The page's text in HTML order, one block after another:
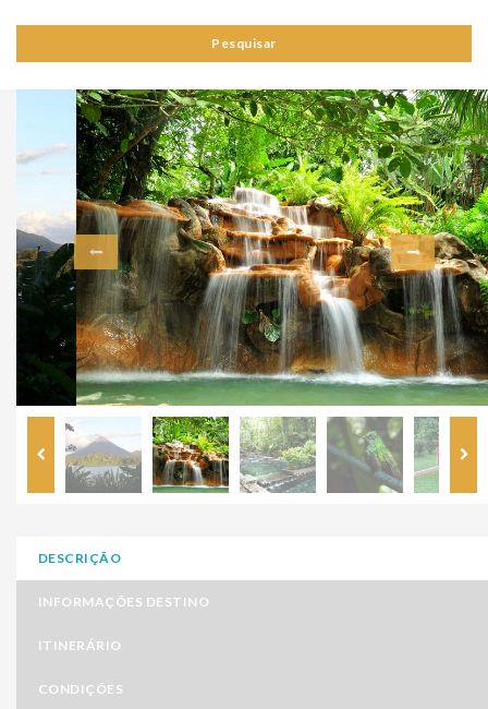
Pesquisar
DESCRIÇÃO
INFORMAÇÕES DESTINO
ITINERÁRIO
CONDIÇÕES